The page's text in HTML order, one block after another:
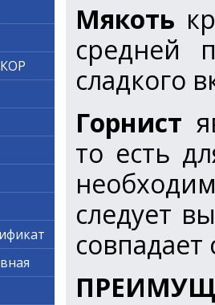
Мякоть
средней
сладкого
Горнист
то есть
следует